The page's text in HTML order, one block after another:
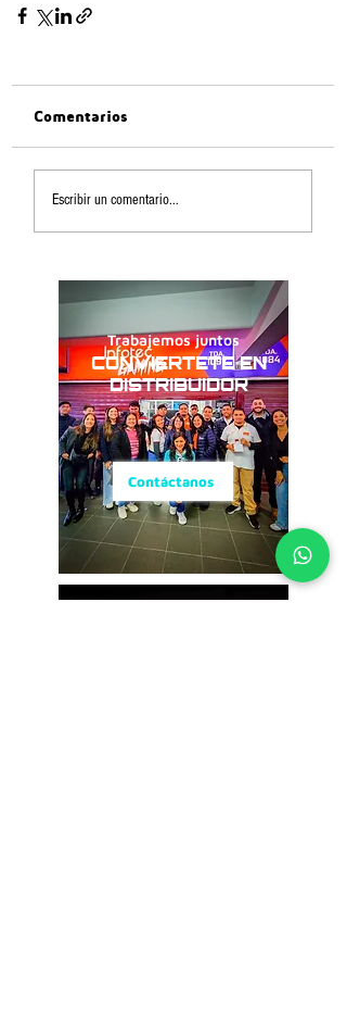
Comentarios
Escribir un comentario...
CONVIERTETE EN
DISTRIBUIDOR
Contáctanos
Trabajemos juntos